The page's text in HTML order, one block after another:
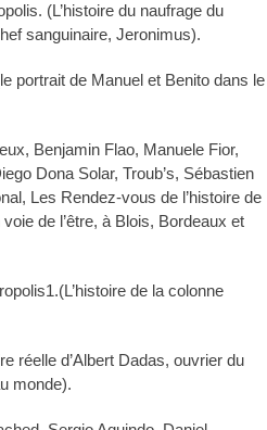
(L’histoire du naufrage du
sanguinaire, Jeronimus).
portrait de Manuel et Benito dans le
Benjamin Flao, Manuele Fior,
Dona Solar, Troub’s, Sébastien
Les Rendez-vous de l’histoire de
de l’être, à Blois, Bordeaux et
de la colonne
réelle d’Albert Dadas, ouvrier du
monde).